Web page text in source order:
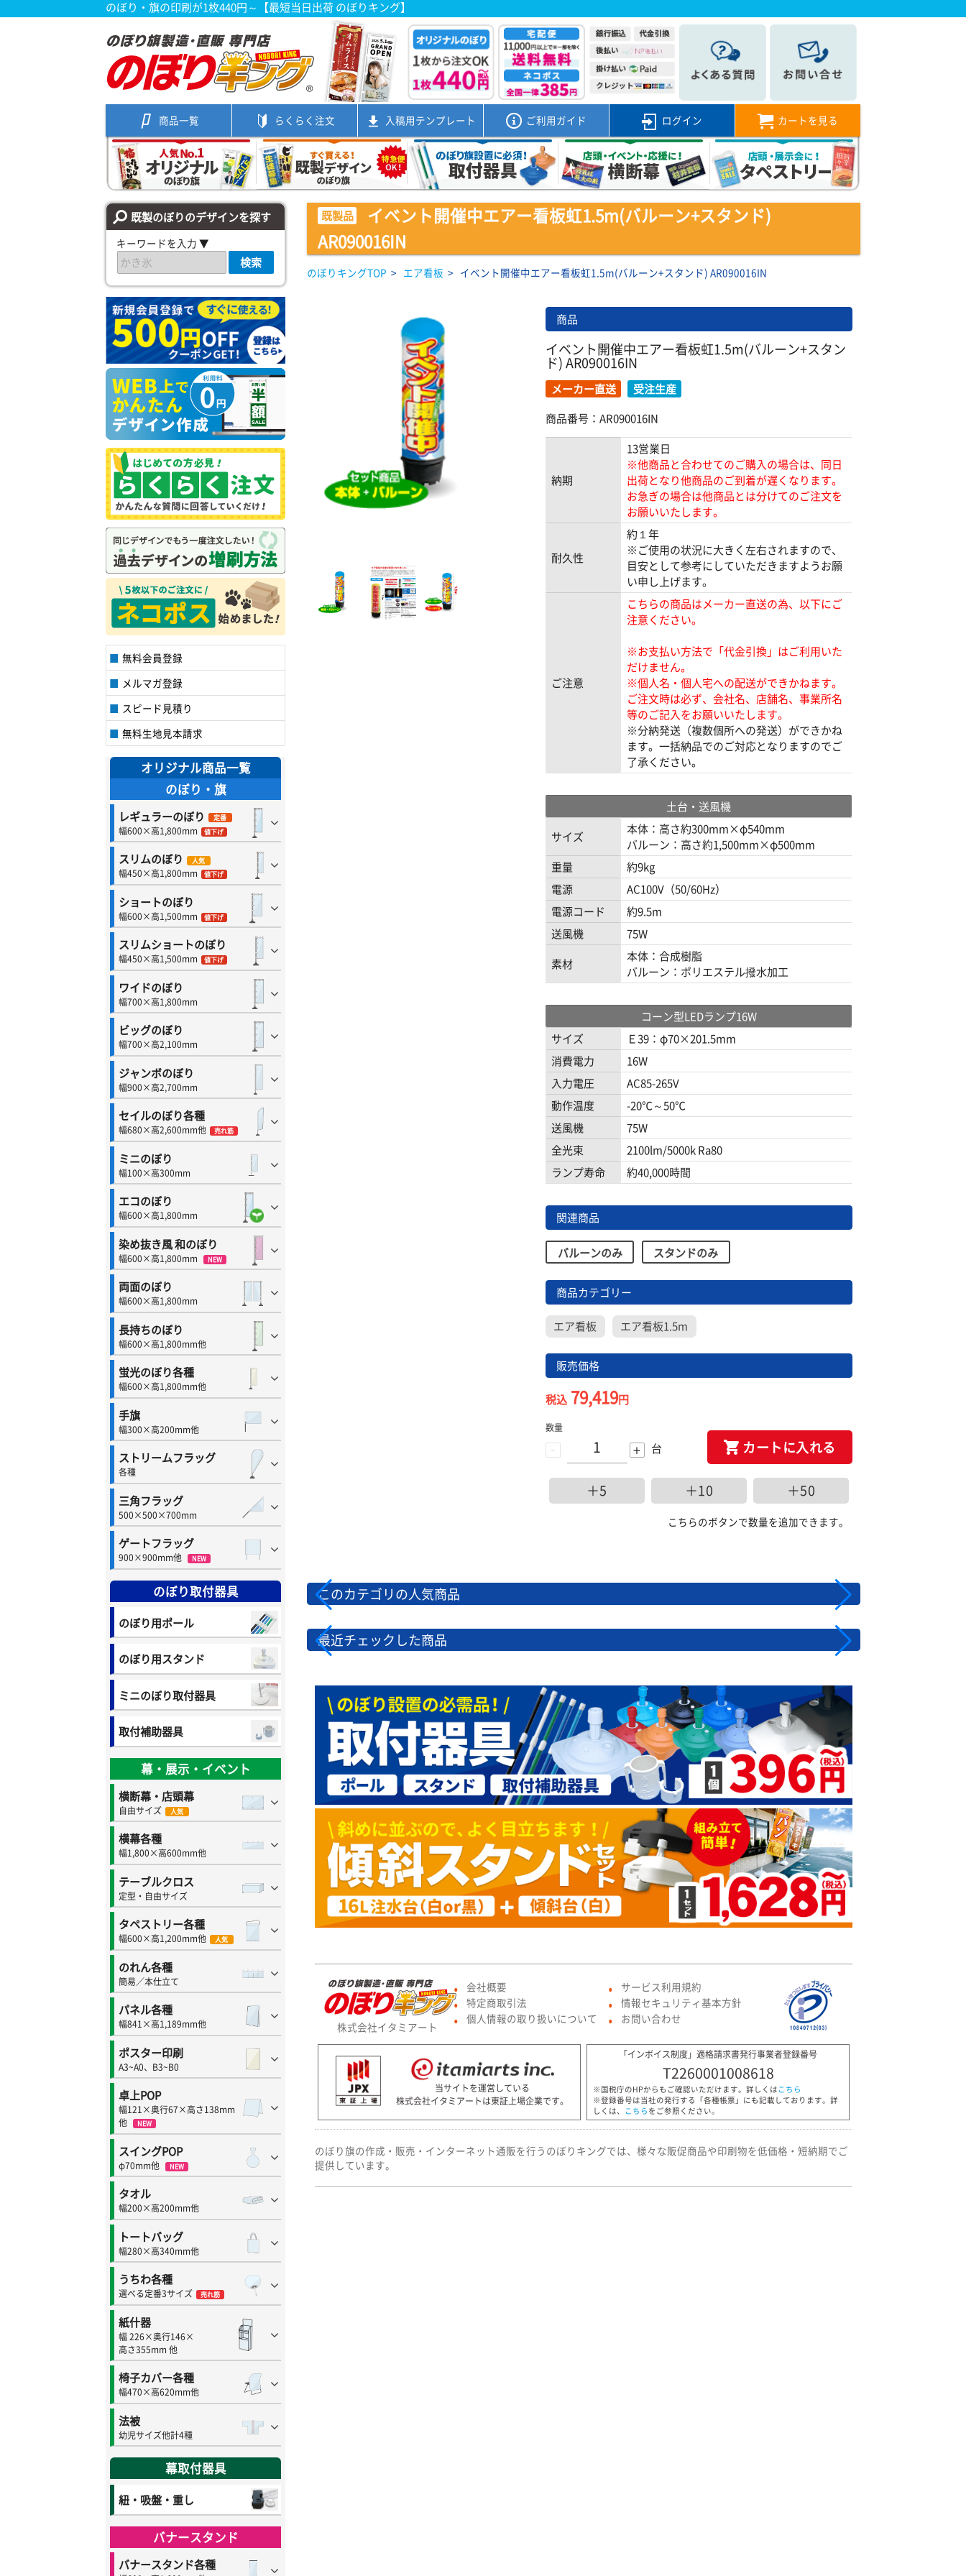
のぼり・旗の印刷が1枚440円～【最短当日出荷 のぼりキング】
商品一覧 らくらく注文 入稿用テンプレート ご利用ガイド ログイン カートを見る
既製のぼりのデザインを探す
キーワードを入力 ▼
検索
無料会員登録
メルマガ登録
スピード見積り
無料生地見本請求
オリジナル商品一覧
のぼり・旗
レギュラーのぼり 定番
幅600×高1,800mm 値下げ
スリムのぼり 人気
幅450×高1,800mm 値下げ
ショートのぼり
幅600×高1,500mm 値下げ
スリムショートのぼり
幅450×高1,500mm 値下げ
ワイドのぼり
幅700×高1,800mm
ビッグのぼり
幅700×高2,100mm
ジャンボのぼり
幅900×高2,700mm
セイルのぼり各種
幅680×高2,600mm他 売れ筋
ミニのぼり
幅100×高300mm
エコのぼり
幅600×高1,800mm
染め抜き風 和のぼり
幅600×高1,800mm NEW
両面のぼり
幅600×高1,800mm
長持ちのぼり
幅600×高1,800mm他
蛍光のぼり各種
幅600×高1,800mm他
手旗
幅300×高200mm他
ストリームフラッグ
各種
三角フラッグ
500×500×700mm
ゲートフラッグ
900×900mm他 NEW
のぼり取付器具
のぼり用ポール
のぼり用スタンド
ミニのぼり取付器具
取付補助器具
幕・展示・イベント
横断幕・店頭幕
自由サイズ 人気
横幕各種
幅1,800×高600mm他
テーブルクロス
定型・自由サイズ
タペストリー各種
幅600×高1,200mm他 人気
のれん各種
簡易／本仕立て
パネル各種
幅841×高1,189mm他
ポスター印刷
A3~A0、B3~B0
卓上POP
幅121×奥行67×高さ138mm
他
NEW
スイングPOP
φ70mm他 NEW
タオル
幅200×高200mm他
トートバッグ
幅280×高340mm他
うちわ各種
選べる定番3サイズ 売れ筋
紙什器
幅 226×奥行146×
高さ355mm 他
椅子カバー各種
幅470×高620mm他
法被
幼児サイズ他計4種
幕取付器具
紐・吸盤・重し
バナースタンド
バナースタンド各種
既製品
イベント開催中エアー看板虹1.5m(バルーン+スタンド)
AR090016IN
のぼりキングTOP > エア看板 > イベント開催中エアー看板虹1.5m(バルーン+スタンド) AR090016IN
商品
イベント開催中エアー看板虹1.5m(バルーン+スタン
ド) AR090016IN
メーカー直送
受注生産
商品番号：AR090016IN
納期
13営業日
※他商品と合わせてのご購入の場合は、同日
出荷となり他商品のご到着が遅くなります。
お急ぎの場合は他商品とは分けてのご注文を
お願いいたします。
耐久性
約１年
※ご使用の状況に大きく左右されますので、
目安として参考にしていただきますようお願
い申し上げます。
ご注意
こちらの商品はメーカー直送の為、以下にご
注意ください。
※お支払い方法で「代金引換」はご利用いた
だけません。
※個人名・個人宅への配送ができかねます。
ご注文時は必ず、会社名、店舗名、事業所名
等のご記入をお願いいたします。
※分納発送（複数個所への発送）ができかね
ます。一括納品でのご対応となりますのでご
了承ください。
土台・送風機
サイズ
本体：高さ約300mm×φ540mm
バルーン：高さ約1,500mm×φ500mm
重量
約9kg
電源
AC100V（50/60Hz）
電源コード
約9.5m
送風機
75W
素材
本体：合成樹脂
バルーン：ポリエステル撥水加工
コーン型LEDランプ16W
サイズ
Ｅ39：φ70×201.5mm
消費電力
16W
入力電圧
AC85-265V
動作温度
-20℃～50℃
送風機
75W
全光束
2100lm/5000k Ra80
ランプ寿命
約40,000時間
関連商品
バルーンのみ スタンドのみ
商品カテゴリー
エア看板 エア看板1.5m
販売価格
税込 79,419円
-
数量
+ 台 カートに入れる
＋5 ＋10 ＋50
こちらのボタンで数量を追加できます。
このカテゴリの人気商品
最近チェックした商品
株式会社イタミアート
● 会社概要
● 特定商取引法
● 個人情報の取り扱いについて
● サービス利用規約
● 情報セキュリティ基本方針
● お問い合わせ
当サイトを運営している
株式会社イタミアートは東証上場企業です。
「インボイス制度」適格請求書発行事業者登録番号
T2260001008618
※国税庁のHPからもご確認いただけます。詳しくは こちら
※登録番号は当社の発行する「各種帳票」にも記載しております。詳
しくは、
こちら をご参照ください。
のぼり旗の作成・販売・インターネット通販を行うのぼりキングでは、様々な販促商品や印刷物を低価格・短納期でご
提供しています。